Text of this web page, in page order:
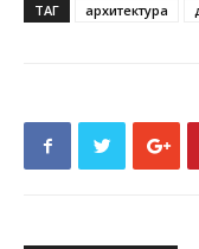
ТАГ архитектура